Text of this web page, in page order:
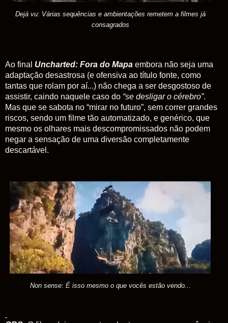
Dejá vu: Várias sequências e ambientações remetem a filmes já
consagrados
Ao final Uncharted: Fora do Mapa embora não seja uma
adaptação desastrosa (e ofensiva ao título fonte, como
tantas que rolam por aí...) não chega a ser desgostoso de
assistir, caindo naquele caso do “se desligar o cérebro”.
Mas que se sabota no “mirar no futuro”, sem correr grandes
riscos, sendo um filme tão automatizado, e genérico, que
mesmo os olhares mais descompromissados não podem
negar a sensação de uma diversão completamente
descartável.
Non sense: É isso mesmo o que vocês estão vendo...